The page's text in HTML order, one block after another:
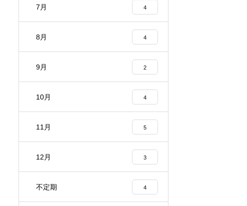
7月 4
8月 4
9月 2
10月 4
11月 5
12月 3
不定期 4